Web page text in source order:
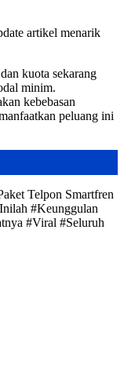
artikel menarik
kuota sekarang
minim.
kebebasan
peluang ini
Telpon Smartfren
#Keunggulan
#Viral #Seluruh